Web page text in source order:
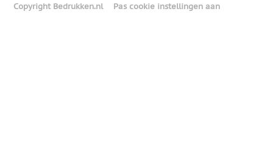
Copyright Bedrukken.nl Pas cookie instellingen aan